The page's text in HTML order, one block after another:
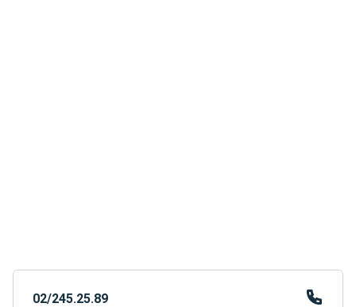
02/245.25.89